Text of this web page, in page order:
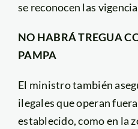
se reconocen las
NO HABRÁ TREGUA
PAMPA
El ministro también
ilegales que operan
establecido, como en la